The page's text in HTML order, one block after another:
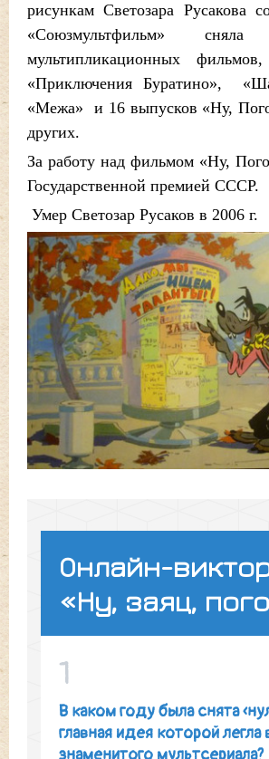
рисункам Светозара Русакова
«Союзмультфильм»
мультипликационных
«Приключения Буратино»,
«Межа» и 16 выпусков «Ну,
других.
За работу над фильмом «Ну,
Государственной премией СССР.
Умер Светозар Русаков в 2006 г.